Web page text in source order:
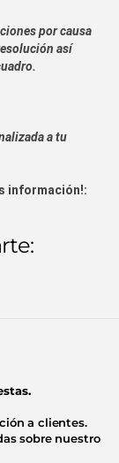
por causa
así
a tu
información!:
a clientes.
sobre nuestro